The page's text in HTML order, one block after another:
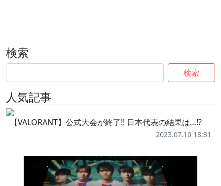
検索
検索
人気記事
【VALORANT】公式大会が終了!! 日本代表の結果は…!?
2023.07.10 18:31